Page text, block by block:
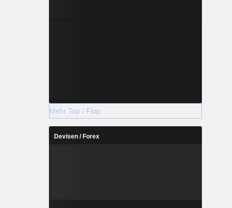
Mehr Top / Flop
Devisen / Forex